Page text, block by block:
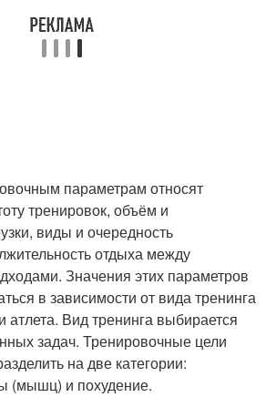
параметрам относят
тренировок, объём и
виды и очередность
отдыха между
Значения этих параметров
в зависимости от вида тренинга
атлета. Вид тренинга выбирается
задач. Тренировочные цели
на две категории:
(мышц) и похудение.